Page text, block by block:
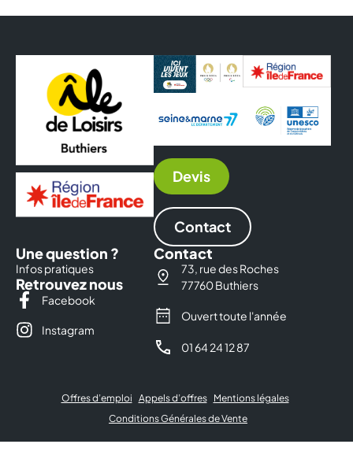
Une question ?
Infos pratiques
Retrouvez nous
Facebook
Instagram
Contact
73, rue des Roches
77760 Buthiers
Ouvert toute l'année
01 64 24 12 87
Devis
Contact
Offres d’emploi Appels d’offres
Mentions légales
Conditions Générales de Vente